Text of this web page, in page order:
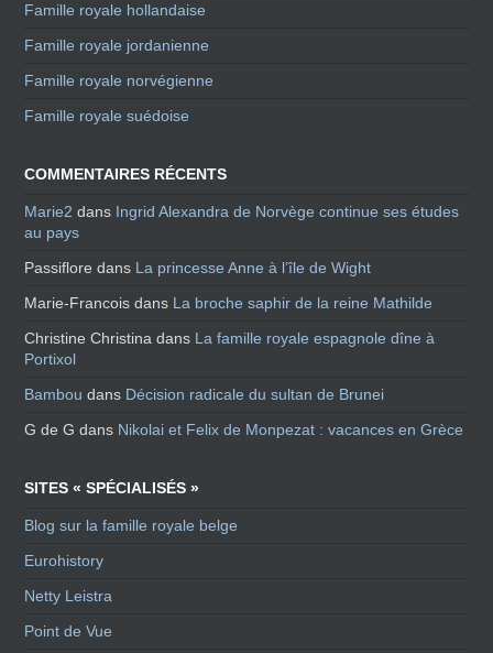
Famille royale hollandaise
Famille royale jordanienne
Famille royale norvégienne
Famille royale suédoise
COMMENTAIRES RÉCENTS
Marie2 dans Ingrid Alexandra de Norvège continue ses études
au pays
Passiflore dans La princesse Anne à l’île de Wight
Marie-Francois dans La broche saphir de la reine Mathilde
Christine Christina dans La famille royale espagnole dîne à
Portixol
Bambou dans Décision radicale du sultan de Brunei
G de G dans Nikolai et Felix de Monpezat : vacances en Grèce
SITES « SPÉCIALISÉS »
Blog sur la famille royale belge
Eurohistory
Netty Leistra
Point de Vue